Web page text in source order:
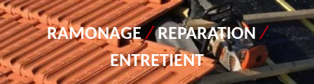
RAMONAGE/REPARATION/
ENTRETIENT